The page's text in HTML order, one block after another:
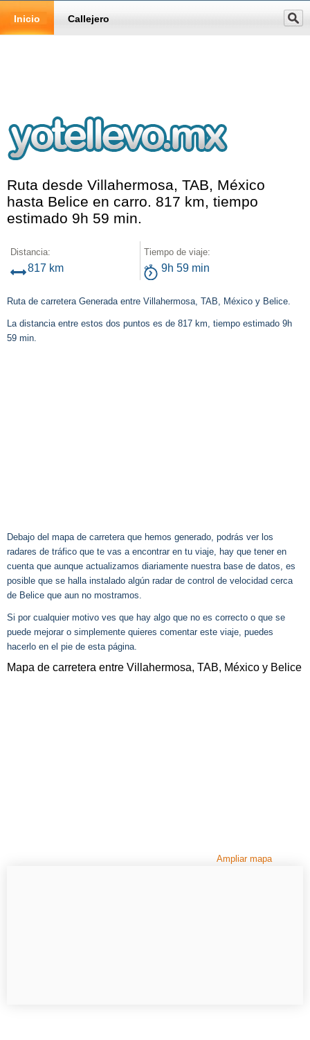
Inicio Callejero
Ruta desde Villahermosa, TAB, México
hasta Belice en carro. 817 km, tiempo
estimado 9h 59 min.
Distancia:
817 km
Tiempo de viaje:
9h 59 min
Ruta de carretera Generada entre Villahermosa, TAB, México y Belice.
La distancia entre estos dos puntos es de 817 km, tiempo estimado 9h
59 min.
Debajo del mapa de carretera que hemos generado, podrás ver los
radares de tráfico que te vas a encontrar en tu viaje, hay que tener en
cuenta que aunque actualizamos diariamente nuestra base de datos, es
posible que se halla instalado algún radar de control de velocidad cerca
de Belice que aun no mostramos.
Si por cualquier motivo ves que hay algo que no es correcto o que se
puede mejorar o simplemente quieres comentar este viaje, puedes
hacerlo en el pie de esta página.
Mapa de carretera entre Villahermosa, TAB, México y Belice
Ampliar mapa